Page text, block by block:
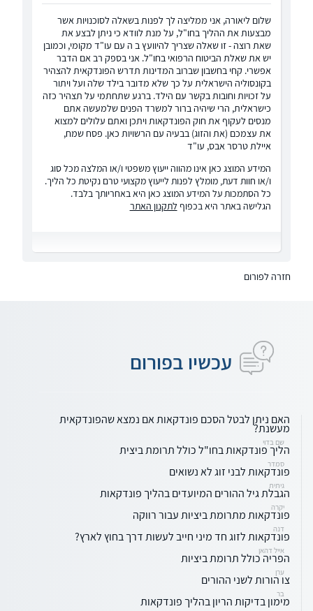
שלום ליאורה, אני ממליצה לך לפנות בשאלה לסוכנויות אשר
מבצעות את ההליך בחו"ל, על מנת לוודא כי ניתן לבצע את
שאת רוצה - זו שאלה שצריך להיוועץ ב ה עם עו"ד מקומי, וכמובן
יש את שאלת הביטוח הרפואי בחו"ל. אני בספק רב אם הדבר
אפשרי. קחי בחשבון שברוב המדינות תדרש הפונדקאית להצהיר
בקונסוליה הישראלית על כך שלא מדובר בילד שלה ועל ויתור
על זכויות וחובות בקשר עם הילד. ברגע שתחתמי על תצהיר כזה
כישראלית, הרי שיהיה ברור למשרד הפנים שלמעשה אתם
מנסים לעקוף את חוק הפונדקאות ויתכן ואתם עלולים למצוא
את עצמכם (את והזוג) בבעיה עם הרשויות כאן. פסח שמח,
איילת טרסר אבס, עו"ד
המידע המוצג כאן אינו מהווה ייעוץ משפטי ו/או המלצה מכל סוג
ו/או חוות דעת, מומלץ לפנות לייעוץ מקצועי טרם נקיטת כל הליך.
כל הסתמכות על המידע המוצג כאן היא באחריותך בלבד.
הגלישה באתר היא בכפוף לתקנון האתר
חזרה לפורום
עכשיו בפורום
האם ניתן לבטל הסכם פונדקאות אם נמצא שהפונדקאית
מעשנת?
שם בדוי
הליך פונדקאות בחו"ל כולל תרומת ביצית
סמדר
פונדקאות לבני זוג לא נשואים
גיתית
הגבלת גיל ההורים המיועדים בהליך פונדקאות
יקרה
פונדקאות מתרומת ביציות עבור רווקה
דנה
פונדקאות לזוג חד מיני חייב לעשות דרך בחוץ לארץ?
אייל דהאן
הפריה כולל תרומת ביציות
ערן
צו הורות לשני ההורים
בר
מימון בדיקות הריון בהליך פונדקאות